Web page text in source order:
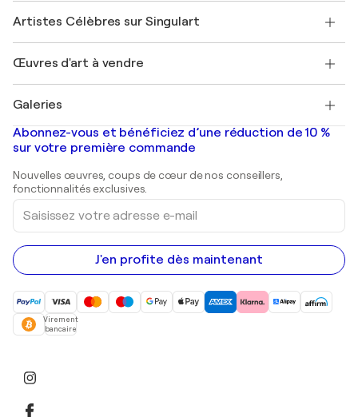
Mon compte
+33 1 76 44 06 42
Magazine Singulart
Emplois
Découvrez une sélection d'art original
Se connecter en tant qu'Artiste
Artistes Célèbres sur Singulart
Marc Chagall
Banksy
Mr. Brainwash
Shepard Fairey
Œuvres d'art à vendre
Tableaux abstraits à vendre
Peintures de paysage
Estampes
Peintures acryliques
Galeries
Galeries d'art en France
Galeries d'art en Belgique
Abonnez-vous et bénéficiez d’une réduction de 10 %
sur votre première commande
Nouvelles œuvres, coups de cœur de nos conseillers,
fonctionnalités exclusives.
Saisissez
votre
adresse
e-
mail
J'en profite dès maintenant
Virement
bancaire